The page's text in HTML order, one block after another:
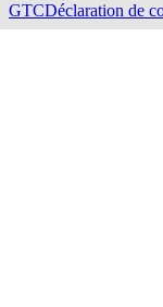
GTCDéclaration de